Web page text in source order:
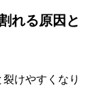
れる原因と
けやすくなり